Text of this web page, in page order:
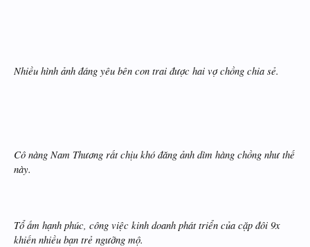
Nhiều hình ảnh đáng yêu bên con trai được hai vợ chồng chia sẻ.
Cô nàng Nam Thương rất chịu khó đăng ảnh dìm hàng chồng như thế
này.
Tổ ấm hạnh phúc, công việc kinh doanh phát triển của cặp đôi 9x
khiến nhiều bạn trẻ ngưỡng mộ.